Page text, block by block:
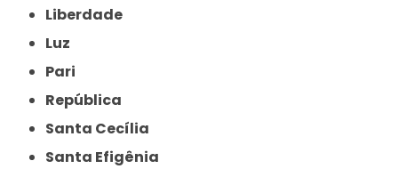
Liberdade
Luz
Pari
República
Santa Cecília
Santa Efigênia